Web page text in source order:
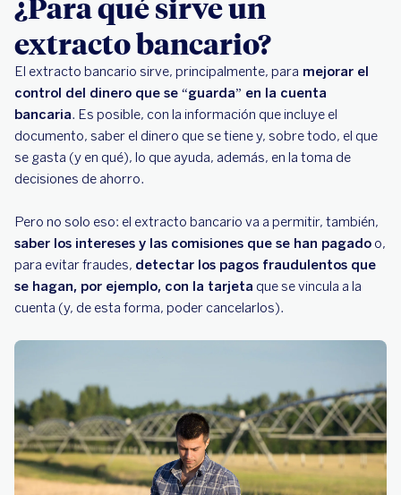
extracto bancario?
El extracto bancario sirve, principalmente, para mejorar el
control del dinero que se “guarda” en la cuenta
bancaria. Es posible, con la información que incluye el
documento, saber el dinero que se tiene y, sobre todo, el que
se gasta (y en qué), lo que ayuda, además, en la toma de
decisiones de ahorro.
Pero no solo eso: el extracto bancario va a permitir, también,
saber los intereses y las comisiones que se han pagado o,
para evitar fraudes, detectar los pagos fraudulentos que
se hagan, por ejemplo, con la tarjeta que se vincula a la
cuenta (y, de esta forma, poder cancelarlos).